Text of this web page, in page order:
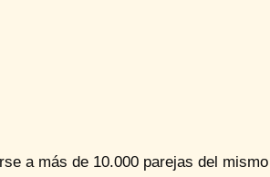
a más de 10.000 parejas del